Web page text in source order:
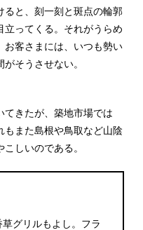
ると、刻一刻と斑点の輪郭
立ってくる。それがうらめ
お客さまには、いつも勢い
そうさせない。
てきたが、築地市場では
もまた島根や鳥取など山陰
しいのである。
グリルもよし。フラ